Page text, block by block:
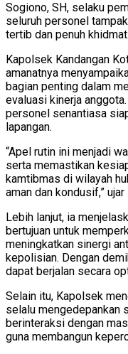
Sogiono, SH, selaku
seluruh personel
tertib dan penuh khidmat.
Kapolsek Kandangan
amanatnya
bagian penting dalam
evaluasi kinerja
personel senantiasa
lapangan.
“Apel rutin ini menjadi
serta memastikan
kamtibmas di wilayah
aman dan kondusif,”
Lebih lanjut, ia
bertujuan untuk
meningkatkan sinergi
kepolisian. Dengan
dapat berjalan secara
Selain itu, Kapolsek
selalu mengedepankan
berinteraksi dengan
guna membangun